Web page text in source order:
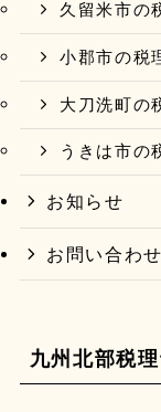
久留米市の
小郡市の税
大刀洗町の
うきは市の
お知らせ
お問い合わせ
九州北部税